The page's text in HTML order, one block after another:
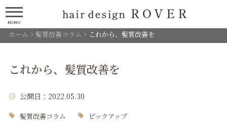
MENU
ホーム > 髪質改善コラム > これから、髪質改善を
これから、髪質改善を
公開日 ：2022.05.30
髪質改善コラム ピックアップ